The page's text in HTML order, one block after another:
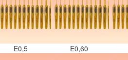
E0,5 E0,60